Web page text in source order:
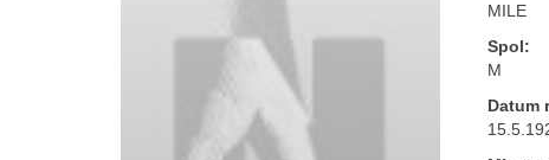
MILE
Spol:
M
Datum